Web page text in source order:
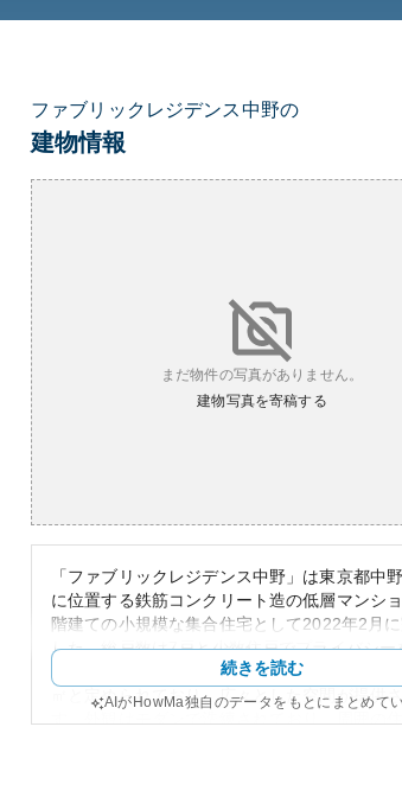
ファブリックレジデンス中野の
建物情報
まだ物件の写真がありません。
建物写真を寄稿する
「ファブリックレジデンス中野」は東京都中
に位置する鉄筋コンクリート造の低層マンシ
階建ての小規模な集合住宅として2022年2月に
した。総戸数は7戸と少数住戸でプライバシー
た設計になっています。専有面積は89.48㎡か
㎡と定められており、広々とした空間が提供さ
続きを読む
AIがHowMa独自のデータをもとにまとめて